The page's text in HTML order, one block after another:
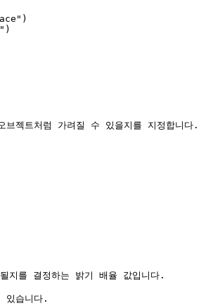
젝트처럼 가려질 수 있을지를 지정합니다.
를 결정하는 밝기 배율 값입니다.
있습니다.